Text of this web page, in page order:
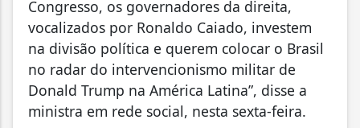
Congresso, os governadores da direita,
vocalizados por Ronaldo Caiado, investem
na divisão política e querem colocar o Brasil
no radar do intervencionismo militar de
Donald Trump na América Latina”, disse a
ministra em rede social, nesta sexta-feira.